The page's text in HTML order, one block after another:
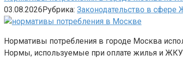
03.08.2026Рубрика: Законодательство в сфере
Нормативы потребления в городе Москва
Нормы, используемые при оплате жилья и